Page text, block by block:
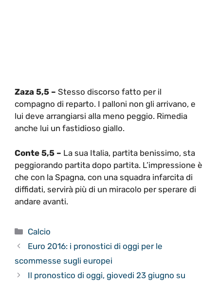
Zaza 5,5 – Stesso discorso fatto per il
compagno di reparto. I palloni non gli arrivano, e
lui deve arrangiarsi alla meno peggio. Rimedia
anche lui un fastidioso giallo.
Conte 5,5 – La sua Italia, partita benissimo, sta
peggiorando partita dopo partita. L’impressione è
che con la Spagna, con una squadra infarcita di
diffidati, servirà più di un miracolo per sperare di
andare avanti.
Categorie
Calcio
Euro 2016: i pronostici di oggi per le
scommesse sugli europei
Il pronostico di oggi, giovedi 23 giugno su